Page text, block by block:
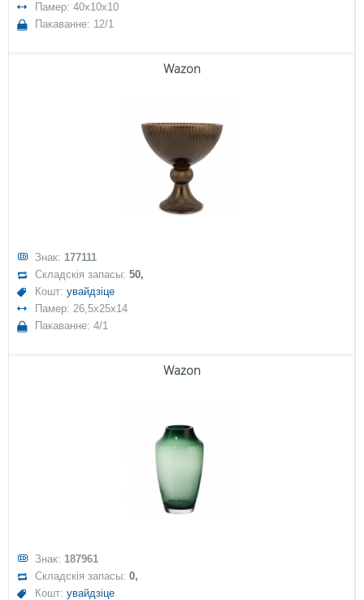
Памер: 40x10x10
Пакаванне: 12/1
Wazon
Знак: 177111
Складскія запасы:50,
Кошт:увайдзіце
Памер: 26,5x25x14
Пакаванне: 4/1
Wazon
Знак: 187961
Складскія запасы:0,
Кошт:увайдзіце